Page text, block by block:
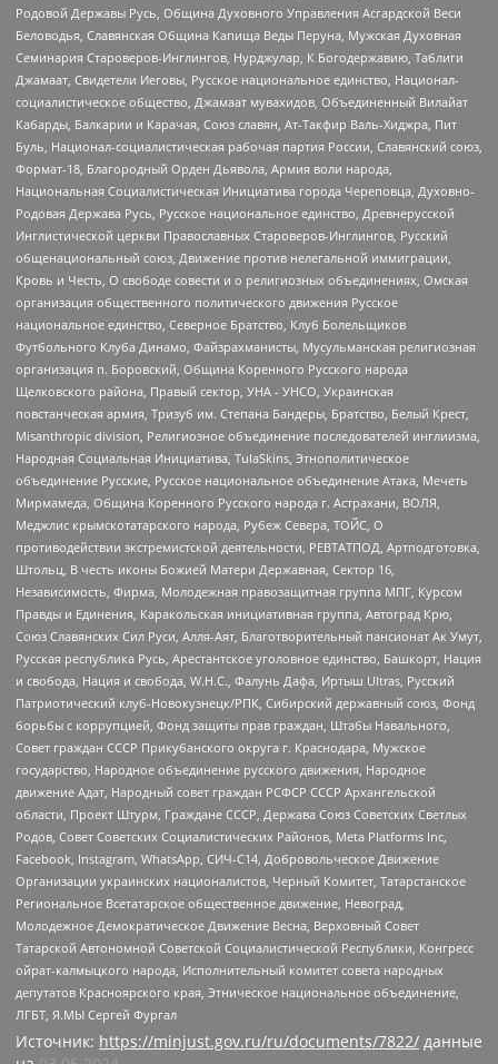
Родовой Державы Русь, Община Духовного Управления Асгардской Веси
Беловодья, Славянская Община Капища Веды Перуна, Мужская Духовная
Семинария Староверов-Инглингов, Нурджулар, К Богодержавию, Таблиги
Джамаат, Свидетели Иеговы, Русское национальное единство, Национал-
социалистическое общество, Джамаат мувахидов, Объединенный Вилайат
Кабарды, Балкарии и Карачая, Союз славян, Ат-Такфир Валь-Хиджра, Пит
Буль, Национал-социалистическая рабочая партия России, Славянский союз,
Формат-18, Благородный Орден Дьявола, Армия воли народа,
Национальная Социалистическая Инициатива города Череповца, Духовно-
Родовая Держава Русь, Русское национальное единство, Древнерусской
Инглистической церкви Православных Староверов-Инглингов, Русский
общенациональный союз, Движение против нелегальной иммиграции,
Кровь и Честь, О свободе совести и о религиозных объединениях, Омская
организация общественного политического движения Русское
национальное единство, Северное Братство, Клуб Болельщиков
Футбольного Клуба Динамо, Файзрахманисты, Мусульманская религиозная
организация п. Боровский, Община Коренного Русского народа
Щелковского района, Правый сектор, УНА - УНСО, Украинская
повстанческая армия, Тризуб им. Степана Бандеры, Братство, Белый Крест,
Misanthropic division, Религиозное объединение последователей инглиизма,
Народная Социальная Инициатива, TulaSkins, Этнополитическое
объединение Русские, Русское национальное объединение Атака, Мечеть
Мирмамеда, Община Коренного Русского народа г. Астрахани, ВОЛЯ,
Меджлис крымскотатарского народа, Рубеж Севера, ТОЙС, О
противодействии экстремистской деятельности, РЕВТАТПОД, Артподготовка,
Штольц, В честь иконы Божией Матери Державная, Сектор 16,
Независимость, Фирма, Молодежная правозащитная группа МПГ, Курсом
Правды и Единения, Каракольская инициативная группа, Автоград Крю,
Союз Славянских Сил Руси, Алля-Аят, Благотворительный пансионат Ак Умут,
Русская республика Русь, Арестантское уголовное единство, Башкорт, Нация
и свобода, Нация и свобода, W.H.С., Фалунь Дафа, Иртыш Ultras, Русский
Патриотический клуб-Новокузнецк/РПК, Сибирский державный союз, Фонд
борьбы с коррупцией, Фонд защиты прав граждан, Штабы Навального,
Совет граждан СССР Прикубанского округа г. Краснодара, Мужское
государство, Народное объединение русского движения, Народное
движение Адат, Народный совет граждан РСФСР СССР Архангельской
области, Проект Штурм, Граждане СССР, Держава Союз Советских Светлых
Родов, Совет Советских Социалистических Районов, Meta Platforms Inc,
Facebook, Instagram, WhatsApp, СИЧ-С14, Добровольческое Движение
Организации украинских националистов, Черный Комитет, Татарстанское
Региональное Всетатарское общественное движение, Невоград,
Молодежное Демократическое Движение Весна, Верховный Совет
Татарской Автономной Советской Социалистической Республики, Конгресс
ойрат-калмыцкого народа, Исполнительный комитет совета народных
депутатов Красноярского края, Этническое национальное объединение,
ЛГБТ, Я.МЫ Сергей Фургал
Источник: https://minjust.gov.ru/ru/documents/7822/ данные